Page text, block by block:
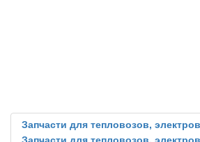
Запчасти для тепловозов,